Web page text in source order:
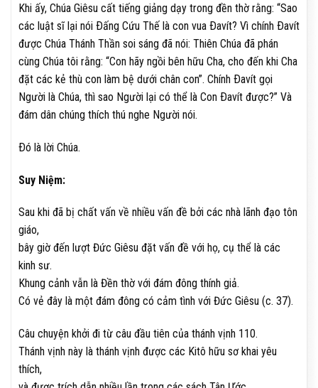
Khi ấy, Chúa Giêsu cất tiếng giảng dạy trong đền thờ rằng: “Sao
các luật sĩ lại nói Ðấng Cứu Thế là con vua Ðavít? Vì chính Ðavít
được Chúa Thánh Thần soi sáng đã nói: Thiên Chúa đã phán
cùng Chúa tôi rằng: “Con hãy ngồi bên hữu Cha, cho đến khi Cha
đặt các kẻ thù con làm bệ dưới chân con”. Chính Ðavít gọi
Người là Chúa, thì sao Người lại có thể là Con Ðavít được?” Và
đám dân chúng thích thú nghe Người nói.
Ðó là lời Chúa.
Suy Niệm:
Sau khi đã bị chất vấn về nhiều vấn đề bởi các nhà lãnh đạo tôn
giáo,
bây giờ đến lượt Đức Giêsu đặt vấn đề với họ, cụ thể là các
kinh sư.
Khung cảnh vẫn là Đền thờ với đám đông thính giả.
Có vẻ đây là một đám đông có cảm tình với Đức Giêsu (c. 37).
Câu chuyện khởi đi từ câu đầu tiên của thánh vịnh 110.
Thánh vịnh này là thánh vịnh được các Kitô hữu sơ khai yêu
thích,